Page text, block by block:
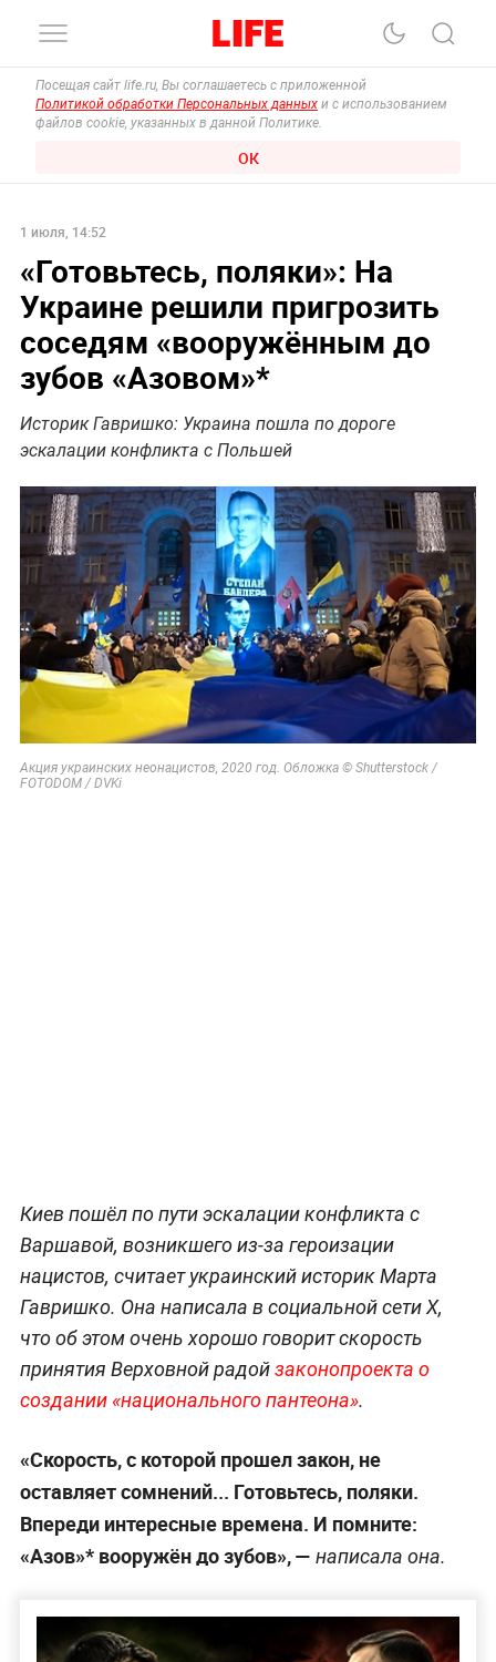
Посещая сайт life.ru, Вы соглашаетесь с приложенной
Политикой обработки Персональных данных и с использованием
файлов cookie, указанных в данной Политике.
ОК
1 июля, 14:52
«Готовьтесь, поляки»: На
Украине решили пригрозить
соседям «вооружённым до
зубов «Азовом»*
Историк Гавришко: Украина пошла по дороге
эскалации конфликта с Польшей
Акция украинских неонацистов, 2020 год. Обложка © Shutterstock /
FOTODOM / DVKi
Киев пошёл по пути эскалации конфликта с
Варшавой, возникшего из-за героизации
нацистов, считает украинский историк Марта
Гавришко. Она написала в социальной сети X,
что об этом очень хорошо говорит скорость
принятия Верховной радойзаконопроекта о
создании «национального пантеона».
«Скорость, с которой прошел закон, не
оставляет сомнений... Готовьтесь, поляки.
Впереди интересные времена. И помните:
«Азов»* вооружён до зубов», — написала она.